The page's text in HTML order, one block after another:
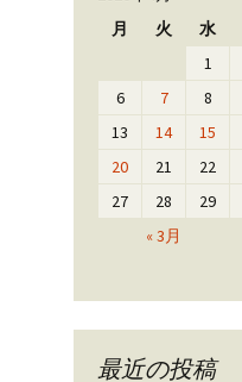
月
火 水
« 3月
1
6
7 8
13
14 15
20
21 22
27
28 29
最近の投稿